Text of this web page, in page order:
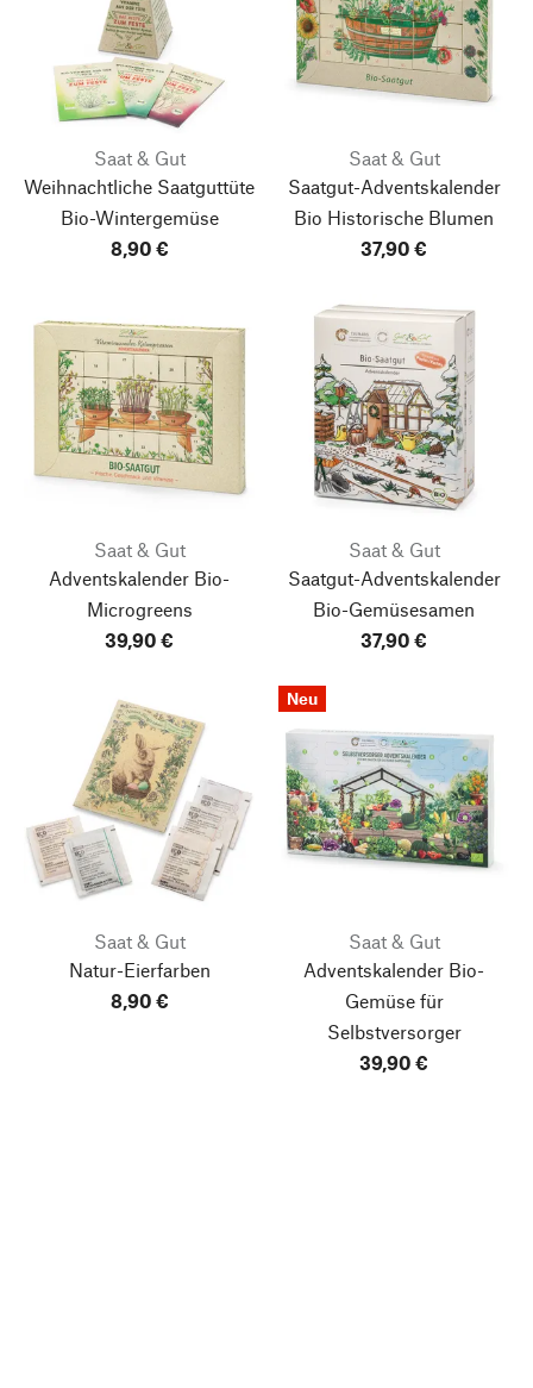
Saat & Gut
Weihnachtliche Saatguttüte
Bio-Wintergemüse
8,90 €
Saat & Gut
Saatgut-Adventskalender
Bio Historische Blumen
37,90 €
Saat & Gut
Adventskalender Bio-
Microgreens
39,90 €
Saat & Gut
Saatgut-Adventskalender
Bio-Gemüsesamen
37,90 €
Saat & Gut
Natur-Eierfarben
8,90 €
Neu
Saat & Gut
Adventskalender Bio-
Gemüse für
Selbstversorger
39,90 €